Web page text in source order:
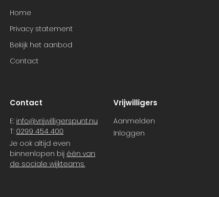
Home
Privacy statement
Bekijk het aanbod
Contact
Contact
E: info@vrijwilligerspunt.nu
T: 0299 454 400
Je ook altijd even
binnenlopen bij één van
de sociale wijkteams.
Vrijwilligers
Aanmelden
Inloggen